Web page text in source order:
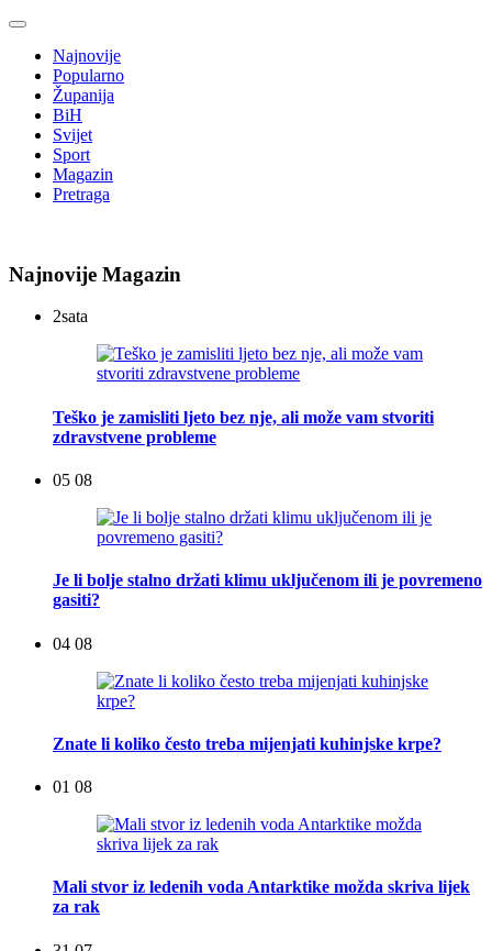
Najnovije
Popularno
Županija
BiH
Svijet
Sport
Magazin
Pretraga
Najnovije Magazin
2sata
Teško je zamisliti ljeto bez nje, ali može vam stvoriti
zdravstvene probleme
05 08
Je li bolje stalno držati klimu uključenom ili je povremeno
gasiti?
04 08
Znate li koliko često treba mijenjati kuhinjske krpe?
01 08
Mali stvor iz ledenih voda Antarktike možda skriva lijek
za rak